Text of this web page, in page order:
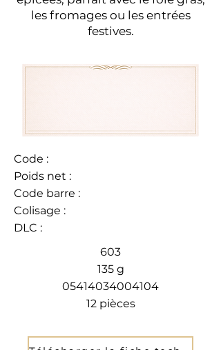
les fromages ou les entrées
festives.
Code :
Poids net :
Code barre :
Colisage :
DLC :
603
135 g
05414034004104
12 pièces